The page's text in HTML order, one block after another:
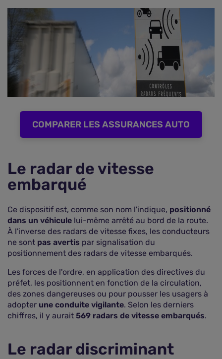
COMPARER LES ASSURANCES AUTO
Le radar de vitesse
embarqué
Ce dispositif est, comme son nom l'indique, positionné
dans un véhicule lui-même arrêté au bord de la route.
À l'inverse des radars de vitesse fixes, les conducteurs
ne sont pas avertis par signalisation du
positionnement des radars de vitesse embarqués.
Les forces de l'ordre, en application des directives du
préfet, les positionnent en fonction de la circulation,
des zones dangereuses ou pour pousser les usagers à
adopter une conduite vigilante. Selon les derniers
chiffres, il y aurait 569 radars de vitesse embarqués.
Le radar discriminant